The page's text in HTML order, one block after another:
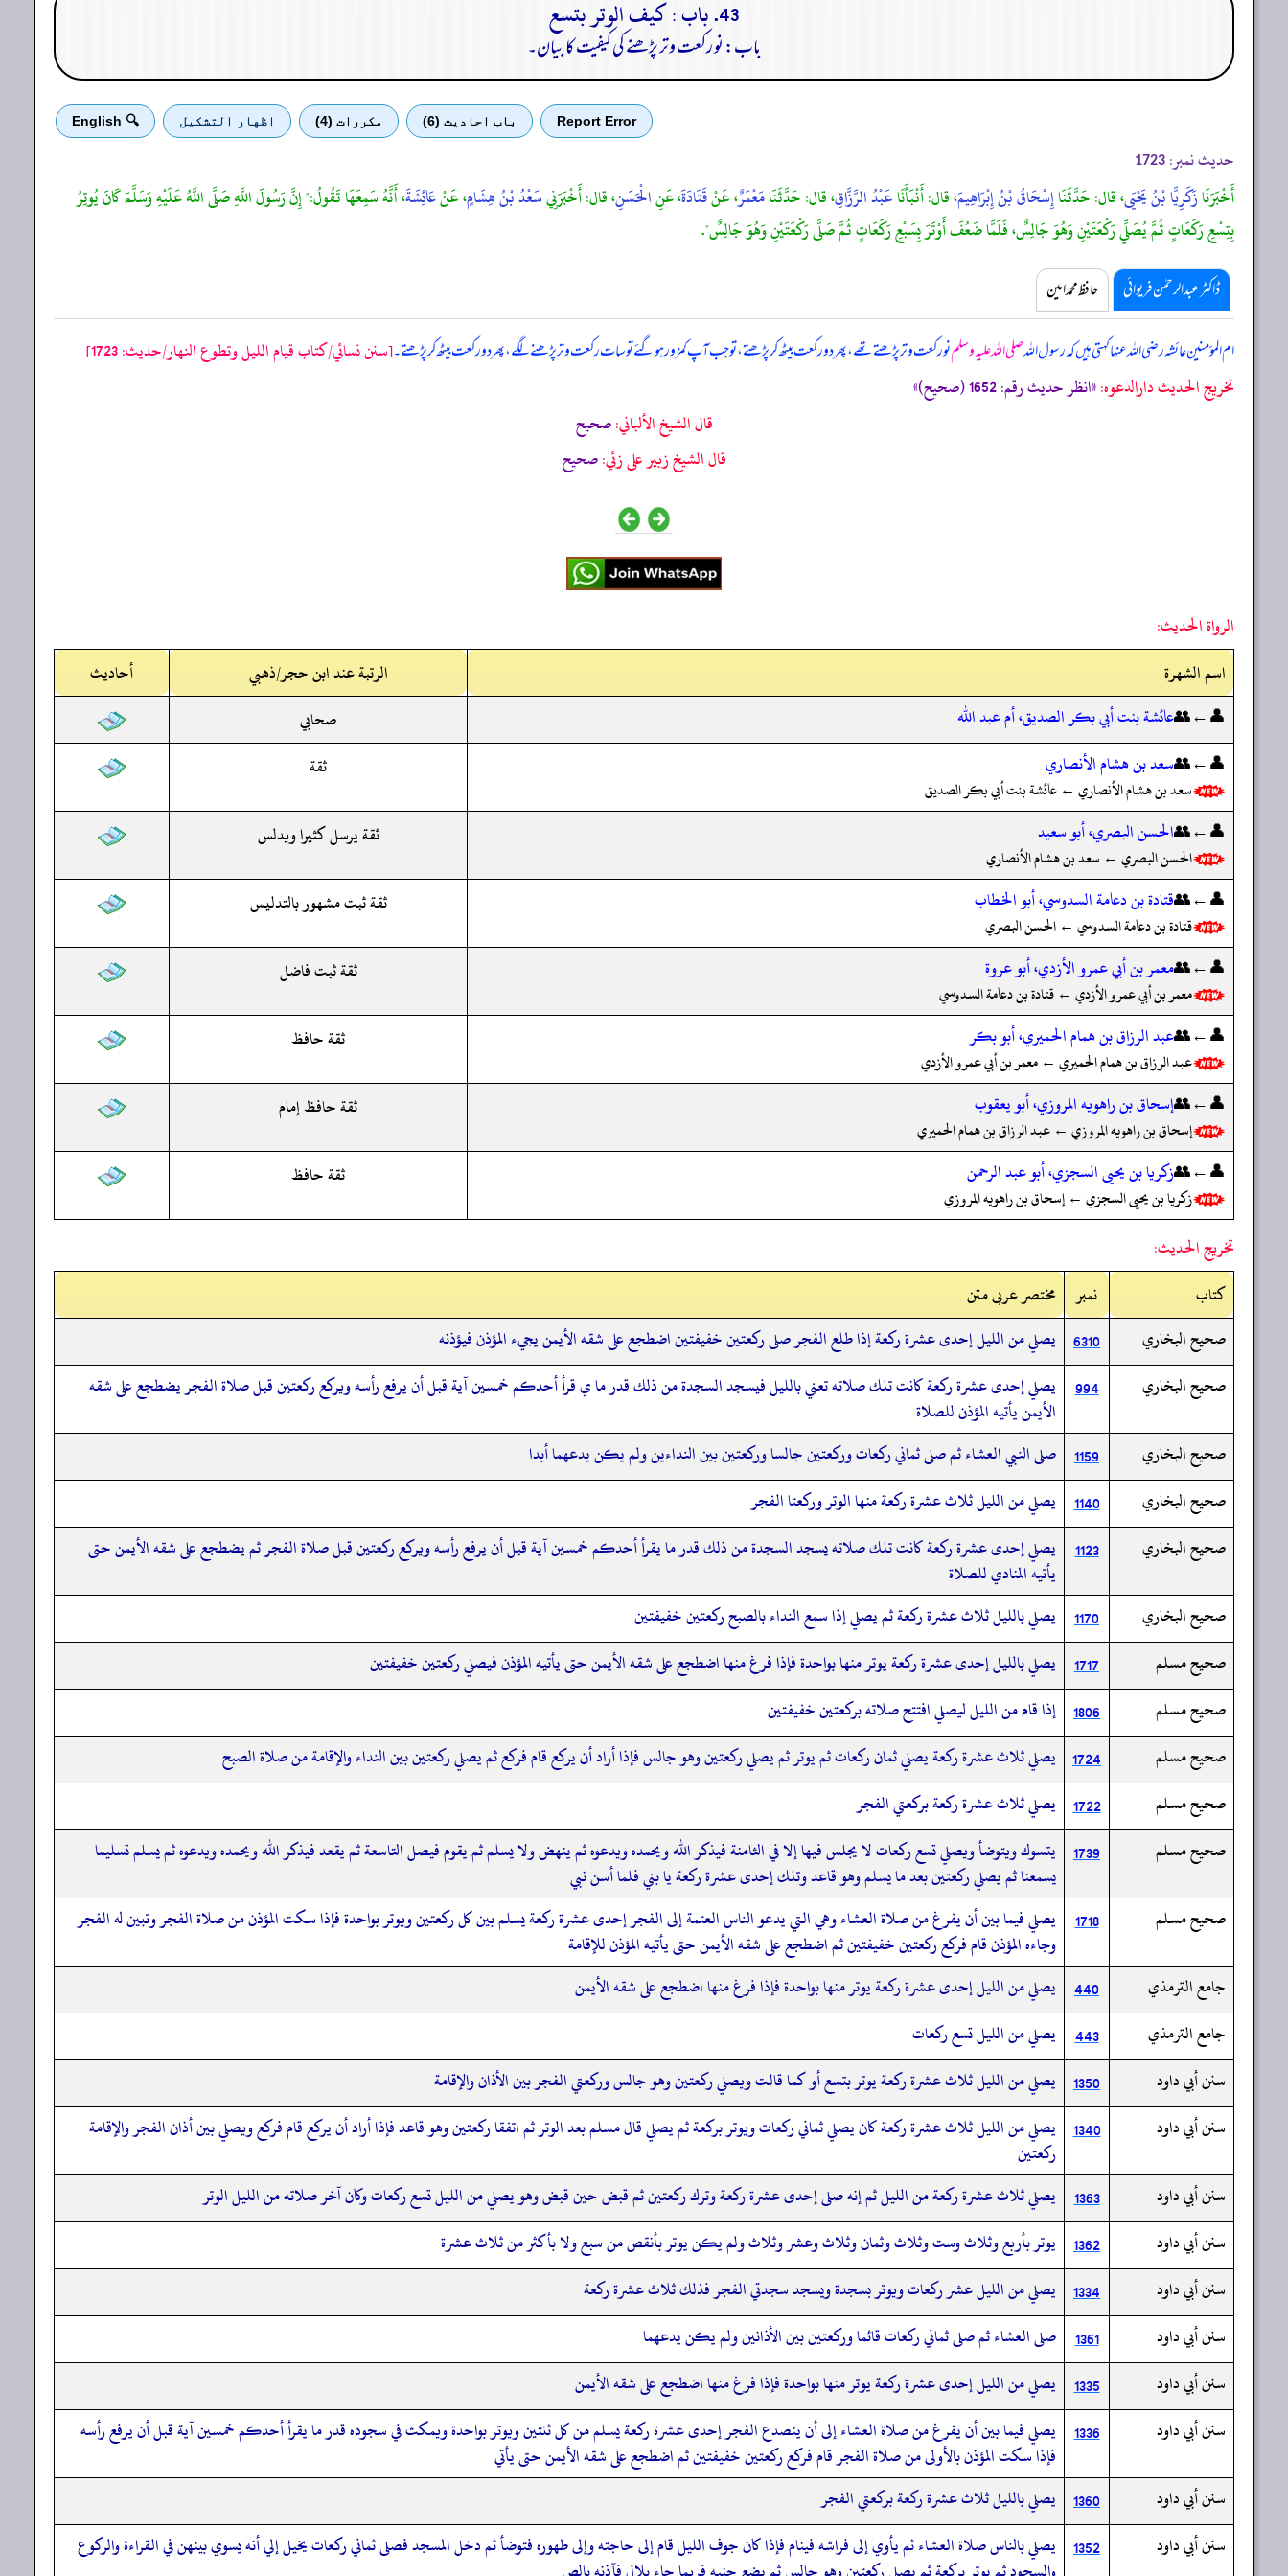
43. باب : كيف الوتر بتسع
باب: نو رکعت وتر پڑھنے کی کیفیت کا بیان۔
Report Error باب احادیث (6) مكررات (4) اظهار التشكيل 🔍 English
حدیث نمبر: 1723
أَخْبَرَنَازَكَرِيَّا بْنُ يَحْيَى، قال: حَدَّثَنَاإِسْحَاقُ بْنُ إِبْرَاهِيمَ، قال: أَنْبَأَنَاعَبْدُ الرَّزَّاقِ، قال: حَدَّثَنَامَعْمَرٌ، عَنْقَتَادَةَ، عَنِالْحَسَنِ، قال: أَخْبَرَنِيسَعْدُ بْنُ هِشَامٍ، عَنْعَائِشَةَ، أَنَّهُ سَمِعَهَا تَقُولُ:" إِنَّ رَسُولَ اللَّهِ صَلَّى اللَّهُ عَلَيْهِ وَسَلَّمَ كَانَ يُوتِرُ
بِتِسْعِ رَكَعَاتٍ ثُمَّ يُصَلِّي رَكْعَتَيْنِ وَهُوَ جَالِسٌ، فَلَمَّا ضَعُفَ أَوْتَرَ بِسَبْعِ رَكَعَاتٍ ثُمَّ صَلَّى رَكْعَتَيْنِ وَهُوَ جَالِسٌ".
ڈاکٹر عبدالرحمٰن فریوائی حافظ محمد امین
ام المؤمنین عائشہ رضی اللہ عنہا کہتی ہیں کہرسول اللہصلی اللہ علیہ وسلمنو رکعت وتر پڑھتے تھے، پھر دو رکعت بیٹھ کر پڑھتے، تو جب آپ کمزور ہو گئے تو سات رکعت وتر پڑھنے لگے، پھر دو رکعت بیٹھ کر پڑھتے۔[سنن نسائي/كتاب قيام الليل وتطوع النهار/حدیث: 1723]
تخریج الحدیث دارالدعوہ:«انظر حدیث رقم: 1652 (صحیح)»
قال الشيخ الألباني:صحيح
قال الشيخ زبير على زئي:صحيح
الرواة الحديث:
اسم الشهرة
الرتبة عند ابن حجر/ذهبي
أحاديث
👤←👥عائشة بنت أبي بكر الصديق، أم عبد الله
صحابي
👤←👥سعد بن هشام الأنصاري
سعد بن هشام الأنصاري ← عائشة بنت أبي بكر الصديق
ثقة
👤←👥الحسن البصري، أبو سعيد
الحسن البصري ← سعد بن هشام الأنصاري
ثقة يرسل كثيرا ويدلس
👤←👥قتادة بن دعامة السدوسي، أبو الخطاب
قتادة بن دعامة السدوسي ← الحسن البصري
ثقة ثبت مشهور بالتدليس
👤←👥معمر بن أبي عمرو الأزدي، أبو عروة
معمر بن أبي عمرو الأزدي ← قتادة بن دعامة السدوسي
ثقة ثبت فاضل
👤←👥عبد الرزاق بن همام الحميري، أبو بكر
عبد الرزاق بن همام الحميري ← معمر بن أبي عمرو الأزدي
ثقة حافظ
👤←👥إسحاق بن راهويه المروزي، أبو يعقوب
إسحاق بن راهويه المروزي ← عبد الرزاق بن همام الحميري
ثقة حافظ إمام
👤←👥زكريا بن يحيى السجزي، أبو عبد الرحمن
زكريا بن يحيى السجزي ← إسحاق بن راهويه المروزي
ثقة حافظ
تخريج الحديث:
کتاب
نمبر
مختصر عربی متن
صحيح البخاري
6310 يصلي من الليل إحدى عشرة ركعة إذا طلع الفجر صلى ركعتين خفيفتين اضطجع على شقه الأيمن يجيء المؤذن فيؤذنه
صحيح البخاري
994
يصلي إحدى عشرة ركعة كانت تلك صلاته تعني بالليل فيسجد السجدة من ذلك قدر ما ي قرأ أحدكم خمسين آية قبل أن يرفع رأسه ويركع ركعتين قبل صلاة الفجر يضطجع على شقه
الأيمن يأتيه المؤذن للصلاة
صحيح البخاري
1159 صلى النبي العشاء ثم صلى ثماني ركعات وركعتين جالسا وركعتين بين النداءين ولم يكن يدعهما أبدا
صحيح البخاري
1140
يصلي من الليل ثلاث عشرة ركعة منها الوتر وركعتا الفجر
صحيح البخاري
1123
يصلي إحدى عشرة ركعة كانت تلك صلاته يسجد السجدة من ذلك قدر ما يقرأ أحدكم خمسين آية قبل أن يرفع رأسه ويركع ركعتين قبل صلاة الفجر ثم يضطجع على شقه الأيمن حتى
يأتيه المنادي للصلاة
صحيح البخاري
1170
يصلي بالليل ثلاث عشرة ركعة ثم يصلي إذا سمع النداء بالصبح ركعتين خفيفتين
صحيح مسلم
1717
يصلي بالليل إحدى عشرة ركعة يوتر منها بواحدة فإذا فرغ منها اضطجع على شقه الأيمن حتى يأتيه المؤذن فيصلي ركعتين خفيفتين
صحيح مسلم
1806 إذا قام من الليل ليصلي افتتح صلاته بركعتين خفيفتين
صحيح مسلم
1724 يصلي ثلاث عشرة ركعة يصلي ثمان ركعات ثم يوتر ثم يصلي ركعتين وهو جالس فإذا أراد أن يركع قام فركع ثم يصلي ركعتين بين النداء والإقامة من صلاة الصبح
صحيح مسلم
1722 يصلي ثلاث عشرة ركعة بركعتي الفجر
صحيح مسلم
1739 يتسوك ويتوضأ ويصلي تسع ركعات لا يجلس فيها إلا في الثامنة فيذكر الله ويحمده ويدعوه ثم ينهض ولا يسلم ثم يقوم فيصل التاسعة ثم يقعد فيذكر الله ويحمده ويدعوه ثم يسلم تسليما
يسمعنا ثم يصلي ركعتين بعد ما يسلم وهو قاعد وتلك إحدى عشرة ركعة يا بني فلما أسن نبي
صحيح مسلم
1718
يصلي فيما بين أن يفرغ من صلاة العشاء وهي التي يدعو الناس العتمة إلى الفجر إحدى عشرة ركعة يسلم بين كل ركعتين ويوتر بواحدة فإذا سكت المؤذن من صلاة الفجر وتبين له الفجر
وجاءه المؤذن قام فركع ركعتين خفيفتين ثم اضطجع على شقه الأيمن حتى يأتيه المؤذن للإقامة
جامع الترمذي
440
يصلي من الليل إحدى عشرة ركعة يوتر منها بواحدة فإذا فرغ منها اضطجع على شقه الأيمن
جامع الترمذي
443
يصلي من الليل تسع ركعات
سنن أبي داود
1350 يصلي من الليل ثلاث عشرة ركعة يوتر بتسع أو كما قالت ويصلي ركعتين وهو جالس وركعتي الفجر بين الأذان والإقامة
سنن أبي داود
1340 يصلي من الليل ثلاث عشرة ركعة كان يصلي ثماني ركعات ويوتر بركعة ثم يصلي قال مسلم بعد الوتر ثم اتفقا ركعتين وهو قاعد فإذا أراد أن يركع قام فركع ويصلي بين أذان الفجر والإقامة
ركعتين
سنن أبي داود
1363
يصلي ثلاث عشرة ركعة من الليل ثم إنه صلى إحدى عشرة ركعة وترك ركعتين ثم قبض حين قبض وهو يصلي من الليل تسع ركعات وكان آخر صلاته من الليل الوتر
سنن أبي داود
1362 يوتر بأربع وثلاث وست وثلاث وثمان وثلاث وعشر وثلاث ولم يكن يوتر بأنقص من سبع ولا بأكثر من ثلاث عشرة
سنن أبي داود
1334 يصلي من الليل عشر ركعات ويوتر بسجدة ويسجد سجدتي الفجر فذلك ثلاث عشرة ركعة
سنن أبي داود
1361
صلى العشاء ثم صلى ثماني ركعات قائما وركعتين بين الأذانين ولم يكن يدعهما
سنن أبي داود
1335
يصلي من الليل إحدى عشرة ركعة يوتر منها بواحدة فإذا فرغ منها اضطجع على شقه الأيمن
سنن أبي داود
1336
يصلي فيما بين أن يفرغ من صلاة العشاء إلى أن ينصدع الفجر إحدى عشرة ركعة يسلم من كل ثنتين ويوتر بواحدة ويمكث في سجوده قدر ما يقرأ أحدكم خمسين آية قبل أن يرفع رأسه
فإذا سكت المؤذن بالأولى من صلاة الفجر قام فركع ركعتين خفيفتين ثم اضطجع على شقه الأيمن حتى يأتي
سنن أبي داود
1360 يصلي بالليل ثلاث عشرة ركعة بركعتي الفجر
سنن أبي داود
1352 يصلي بالناس صلاة العشاء ثم يأوي إلى فراشه فينام فإذا كان جوف الليل قام إلى حاجته وإلى طهوره فتوضأ ثم دخل المسجد فصلى ثماني ركعات يخيل إلي أنه يسوي بينهن في القراءة والركوع